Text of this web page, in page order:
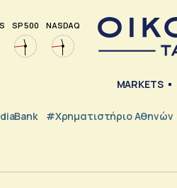
SP 500 NASDAQ
MARKETS
#Χρηματιστήριο Αθηνών